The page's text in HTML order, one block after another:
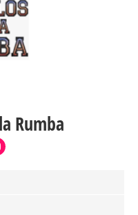
Rumba